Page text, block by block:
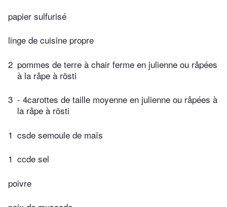
papier sulfurisé
linge de cuisine propre
2 pommes de terre à chair ferme en julienne ou râpées
à la râpe à rösti
3 - 4carottes de taille moyenne en julienne ou râpées à
la râpe à rösti
1 csde semoule de maïs
1 ccde sel
poivre